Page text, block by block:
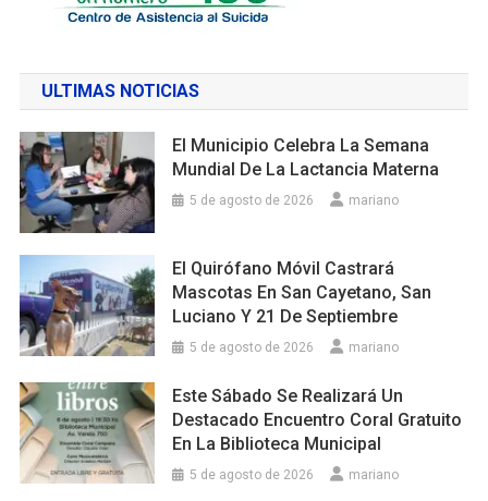
ULTIMAS NOTICIAS
El Municipio Celebra La Semana
Mundial De La Lactancia Materna
5 de agosto de 2026 mariano
El Quirófano Móvil Castrará
Mascotas En San Cayetano, San
Luciano Y 21 De Septiembre
5 de agosto de 2026 mariano
Este Sábado Se Realizará Un
Destacado Encuentro Coral Gratuito
En La Biblioteca Municipal
5 de agosto de 2026 mariano